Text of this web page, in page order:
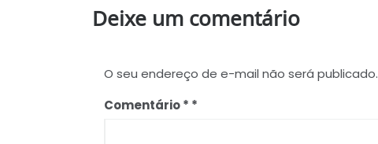
Deixe um comentário
O seu endereço de e-mail não será publicado.
Comentário*